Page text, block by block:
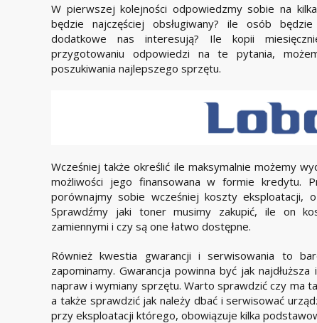
W pierwszej kolejności odpowiedzmy sobie na
będzie najczęściej obsługiwany? ile osób
dodatkowe nas interesują? Ile kopii
przygotowaniu odpowiedzi na te pytania,
poszukiwania najlepszego sprzętu.
Wcześniej także określić ile maksymalnie możemy
możliwości jego finansowana w formie kredytu.
porównajmy sobie wcześniej koszty eksploatacji,
Sprawdźmy jaki toner musimy zakupić, ile on
zamiennymi i czy są one łatwo dostępne.
Również kwestia gwarancji i serwisowania to
zapominamy. Gwarancja powinna być jak
napraw i wymiany sprzętu. Warto sprawdzić czy ma
a także sprawdzić jak należy dbać i serwisować
przy eksploatacji którego, obowiązuje kilka